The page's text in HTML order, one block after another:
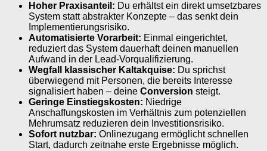
Hoher Praxisanteil: Du erhältst ein direkt umsetzbares
System statt abstrakter Konzepte – das senkt dein
Implementierungsrisiko.
Automatisierte Vorarbeit: Einmal eingerichtet,
reduziert das System dauerhaft deinen manuellen
Aufwand in der Lead-Vorqualifizierung.
Wegfall klassischer Kaltakquise: Du sprichst
überwiegend mit Personen, die bereits Interesse
signalisiert haben – deine Conversion steigt.
Geringe Einstiegskosten: Niedrige
Anschaffungskosten im Verhältnis zum potenziellen
Mehrumsatz reduzieren dein Investitionsrisiko.
Sofort nutzbar: Onlinezugang ermöglicht schnellen
Start, dadurch zeitnahe erste Ergebnisse möglich.